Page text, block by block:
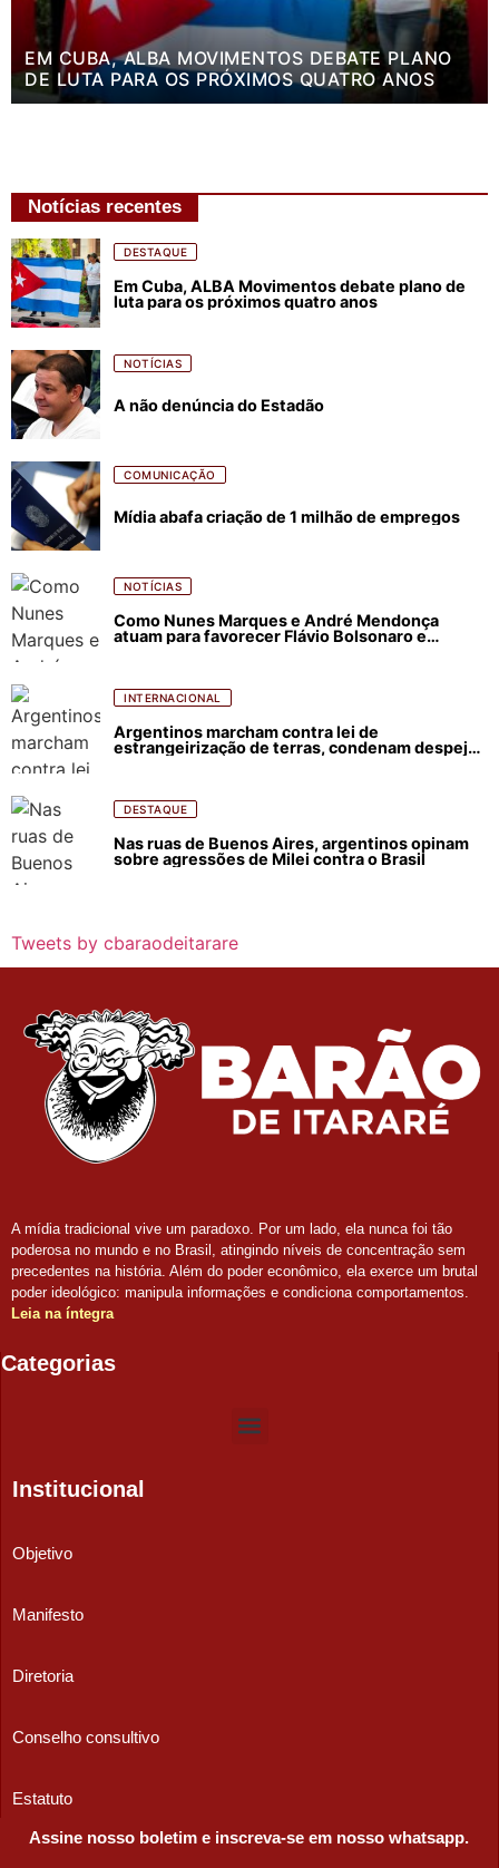
EM CUBA, ALBA MOVIMENTOS DEBATE PLANO
DE LUTA PARA OS PRÓXIMOS QUATRO ANOS
Notícias recentes
DESTAQUE
Em Cuba, ALBA Movimentos debate plano de
luta para os próximos quatro anos
NOTÍCIAS
A não denúncia do Estadão
COMUNICAÇÃO
Mídia abafa criação de 1 milhão de empregos
NOTÍCIAS
Como Nunes Marques e André Mendonça
atuam para favorecer Flávio Bolsonaro e
INTERNACIONAL
Argentinos marcham contra lei de
estrangeirização de terras, condenam despejos
DESTAQUE
Nas ruas de Buenos Aires, argentinos opinam
sobre agressões de Milei contra o Brasil
Tweets by cbaraodeitarare
A mídia tradicional vive um paradoxo. Por um lado, ela nunca foi tão
poderosa no mundo e no Brasil, atingindo níveis de concentração sem
precedentes na história. Além do poder econômico, ela exerce um brutal
poder ideológico: manipula informações e condiciona comportamentos.
Leia na íntegra
Categorias
Institucional
Objetivo
Manifesto
Diretoria
Conselho consultivo
Estatuto
Assine nosso boletim e inscreva-se em nosso whatsapp.